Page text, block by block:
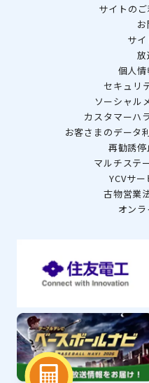
サイトの
サ
個人
セキュリ
ソーシャル
カスタマーハ
お客さまのデータ
再勧誘
マルチステ
YCVサ
古物営業
オン